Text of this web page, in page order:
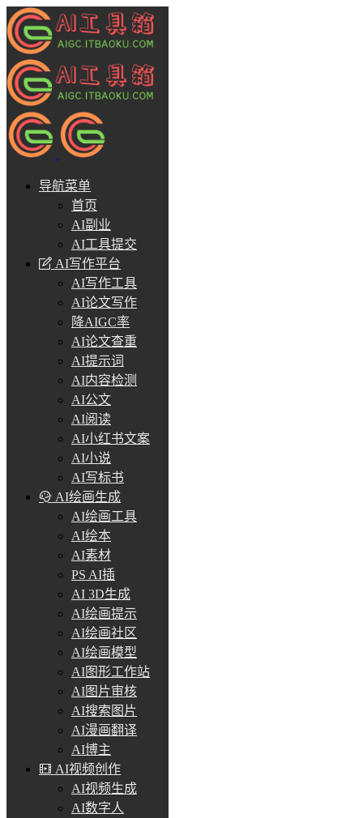
导航菜单
首页
AI副业
AI工具提交
AI写作平台
AI写作工具
AI论文写作
降AIGC率
AI论文查重
AI提示词
AI内容检测
AI公文
AI阅读
AI小红书文案
AI小说
AI写标书
AI绘画生成
AI绘画工具
AI绘本
AI素材
PS AI插
AI 3D生成
AI绘画提示
AI绘画社区
AI绘画模型
AI图形工作站
AI图片审核
AI搜索图片
AI漫画翻译
AI博主
AI视频创作
AI视频生成
AI数字人